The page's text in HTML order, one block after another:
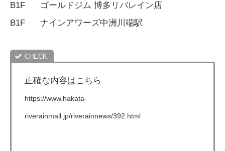
B1F ゴールドジム 博多リバレイン店
B1F ナインアワーズ中洲川端駅
正確な内容はこちら
https://www.hakata-
riverainmall.jp/riverainnews/392.html